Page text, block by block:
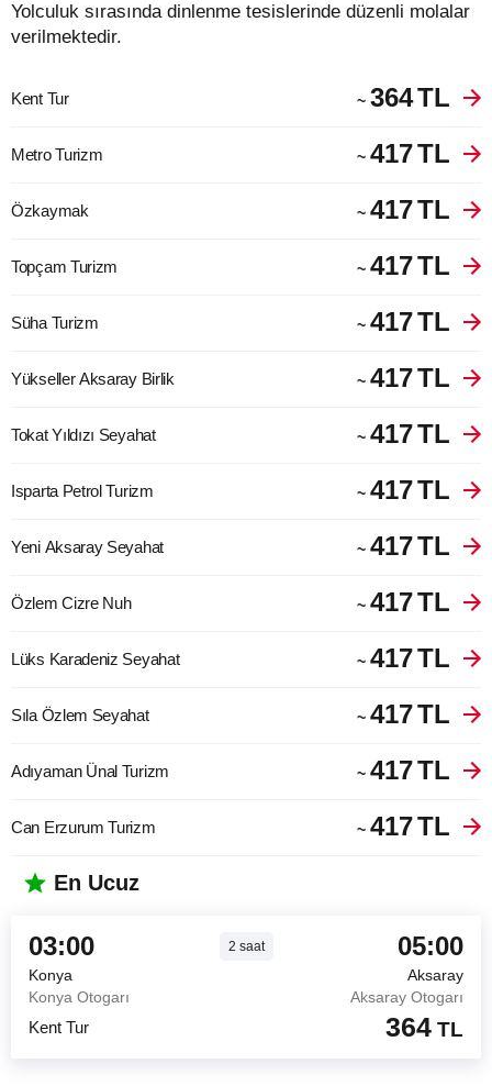
Yolculuk sırasında dinlenme tesislerinde düzenli molalar
verilmektedir.
Kent Tur ~ 364TL
Metro Turizm ~ 417TL
Özkaymak ~ 417TL
Topçam Turizm ~ 417TL
Süha Turizm ~ 417TL
Yükseller Aksaray Birlik ~ 417TL
Tokat Yıldızı Seyahat ~ 417TL
Isparta Petrol Turizm ~ 417TL
Yeni Aksaray Seyahat ~ 417TL
Özlem Cizre Nuh ~ 417TL
Lüks Karadeniz Seyahat ~ 417TL
Sıla Özlem Seyahat ~ 417TL
Adıyaman Ünal Turizm ~ 417TL
Can Erzurum Turizm ~ 417TL
En Ucuz
03:00 2 saat 05:00
Konya
Aksaray
Konya Otogarı
Aksaray Otogarı
Kent Tur 364 TL